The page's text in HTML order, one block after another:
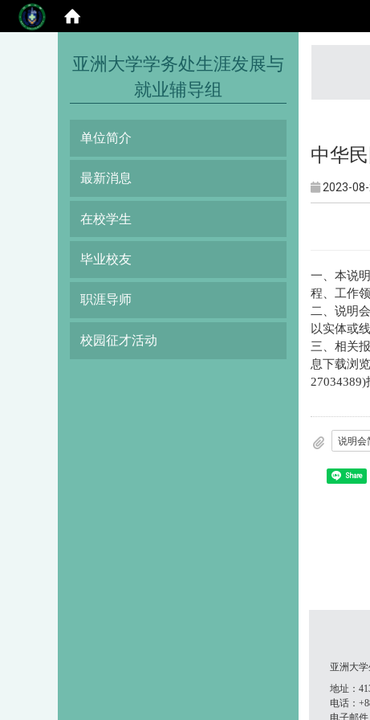
亚洲大学学务处生涯发展与
就业辅导组
单位简介
最新消息
在校学生
毕业校友
职涯导师
校园征才活动
中华
2023-
一、本说
程、工作
二、说明
以实体或
三、相关
息下载浏
27034389)
说明会
Share
亚洲大
地址：
电话：
电子邮